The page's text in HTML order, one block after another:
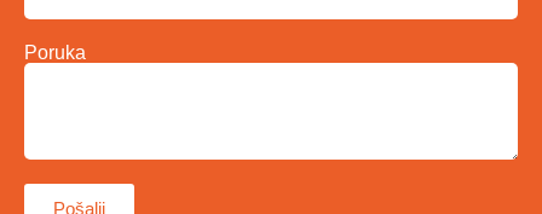
Poruka
Pošalji